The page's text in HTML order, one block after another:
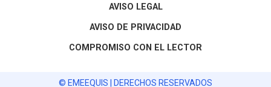
AVISO LEGAL
AVISO DE PRIVACIDAD
COMPROMISO CON EL LECTOR
© EMEEQUIS | DERECHOS RESERVADOS